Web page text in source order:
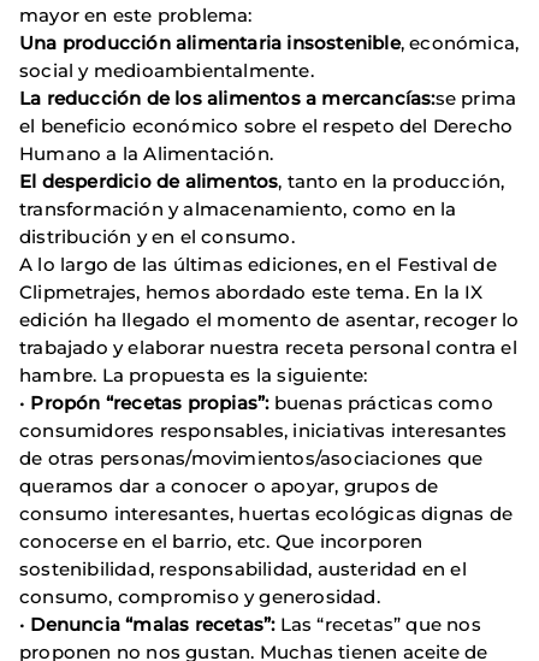
mayor en este problema:
Una producción alimentaria insostenible, económica,
social y medioambientalmente.
La reducción de los alimentos a mercancías:se prima
el beneficio económico sobre el respeto del Derecho
Humano a la Alimentación.
El desperdicio de alimentos, tanto en la producción,
transformación y almacenamiento, como en la
distribución y en el consumo.
A lo largo de las últimas ediciones, en el Festival de
Clipmetrajes, hemos abordado este tema. En la IX
edición ha llegado el momento de asentar, recoger lo
trabajado y elaborar nuestra receta personal contra el
hambre. La propuesta es la siguiente:
• Propón “recetas propias”: buenas prácticas como
consumidores responsables, iniciativas interesantes
de otras personas/movimientos/asociaciones que
queramos dar a conocer o apoyar, grupos de
consumo interesantes, huertas ecológicas dignas de
conocerse en el barrio, etc. Que incorporen
sostenibilidad, responsabilidad, austeridad en el
consumo, compromiso y generosidad.
• Denuncia “malas recetas”: Las “recetas” que nos
proponen no nos gustan. Muchas tienen aceite de